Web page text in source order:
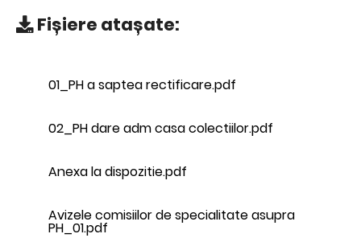
Fișiere atașate:
01_PH a saptea rectificare.pdf
02_PH dare adm casa colectiilor.pdf
Anexa la dispozitie.pdf
Avizele comisiilor de specialitate asupra
PH_01.pdf